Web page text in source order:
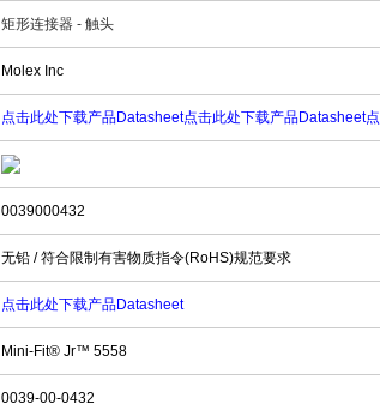
矩形连接器 - 触头
Molex Inc
点击此处下载产品Datasheet点击此处下载产品Datasheet
0039000432
无铅 / 符合限制有害物质指令(RoHS)规范要求
点击此处下载产品Datasheet
Mini-Fit® Jr™ 5558
0039-00-0432